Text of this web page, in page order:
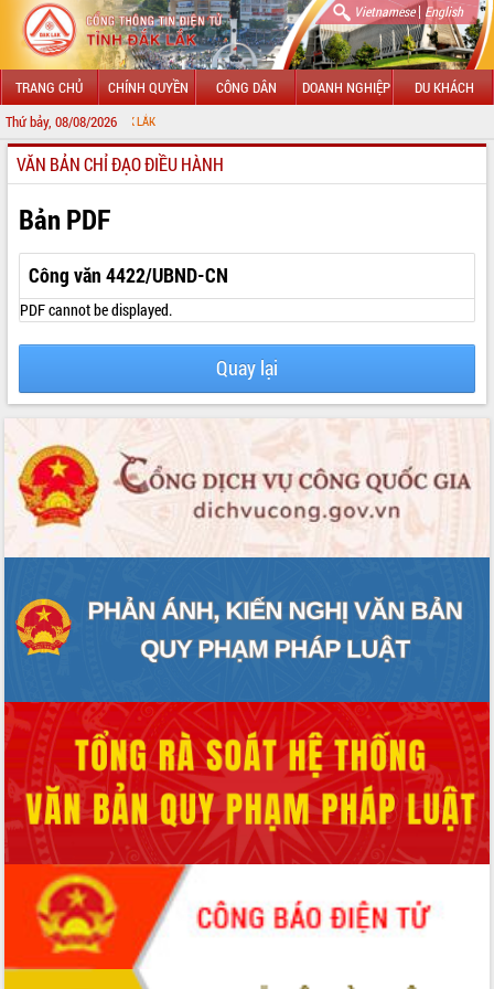
Vietnamese| English
TRANG CHỦ CHÍNH QUYỀN CÔNG DÂN DOANH NGHIỆP DU KHÁCH
Thứ bảy, 08/08/2026
GIỚI THIỆU
LÃNH ĐẠO UBND TỈNH
TIN TỨC SỰ KIỆN
SỞ, BAN, NGÀNH
UBND CÁC XÃ, PHƯỜNG
THÔNG TIN CHỈ ĐẠO ĐIỀU HÀNH
VĂN BẢN HĐND TỈNH
ĐIỂM TIN VĂN BẢN
VĂN BẢN CHỈ ĐẠO ĐIỀU HÀNH
Bản PDF
Công văn 4422/UBND-CN
PDF cannot be displayed.
Quay lại